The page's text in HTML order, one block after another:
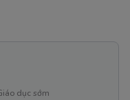
dục sớm